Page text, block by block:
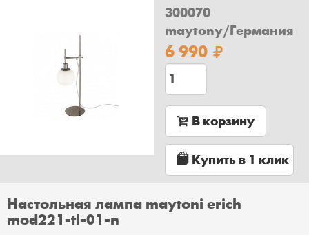
300070
maytony/Германия
6 990
Количество
В корзину
Купить в 1 клик
Настольная лампа maytoni erich
mod221-tl-01-n